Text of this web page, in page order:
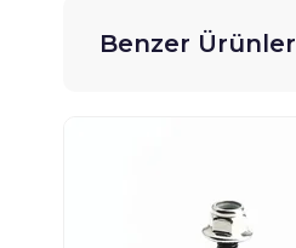
Benzer Ürünler